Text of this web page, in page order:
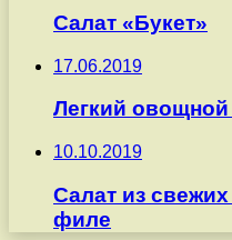
Салат «Букет»
17.06.2019
Легкий овощной
10.10.2019
Салат из
филе